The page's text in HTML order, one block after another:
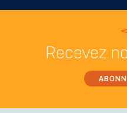
Recevez